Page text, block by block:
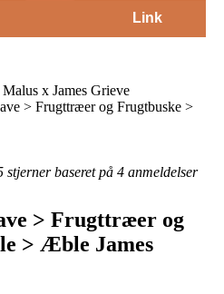
Link
x James Grieve
> Frugttræer og Frugtbuske >
stjerner baseret på 4 anmeldelser
> Frugttræer og
> Æble James